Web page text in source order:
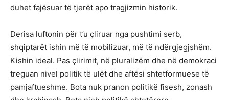
duhet fajësuar të tjerët apo tragjizmin historik.
Derisa luftonin për t’u çliruar nga pushtimi serb,
shqiptarët ishin më të mobilizuar, më të ndërgjegjshëm.
Kishin ideal. Pas çlirimit, në pluralizëm dhe në demokraci
treguan nivel politik të ulët dhe aftësi shtetformuese të
pamjaftueshme. Bota nuk pranon politikë fisesh, zonash